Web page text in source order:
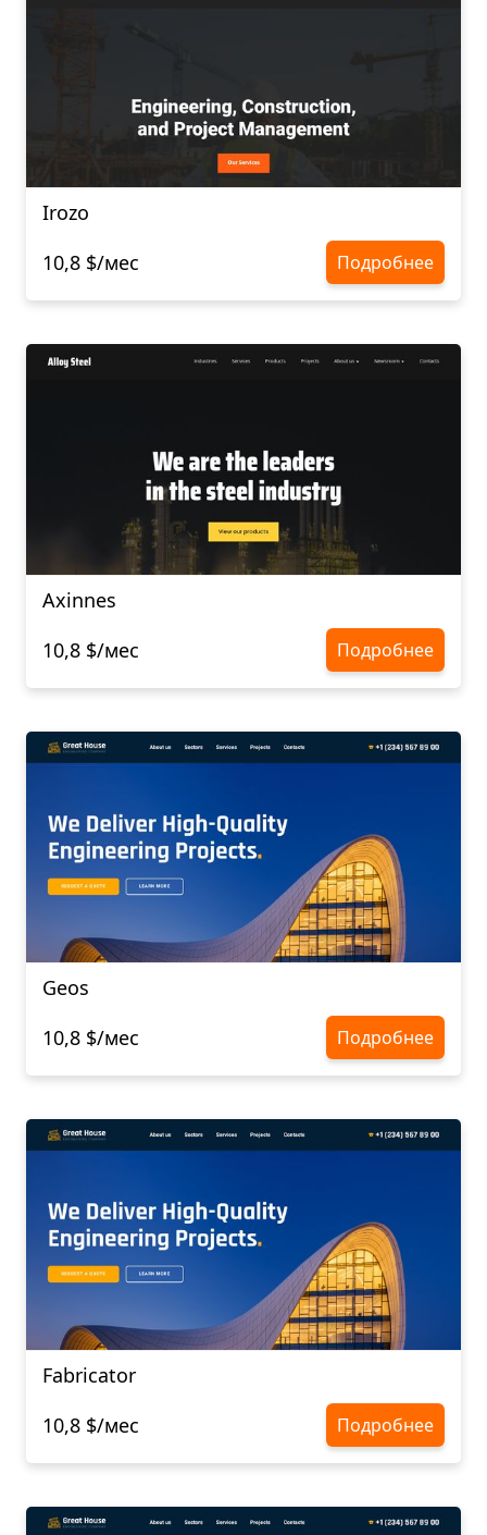
Irozo
10,8 $/мес
Подробнее
Axinnes
10,8 $/мес
Подробнее
Geos
10,8 $/мес
Подробнее
Fabricator
10,8 $/мес
Подробнее